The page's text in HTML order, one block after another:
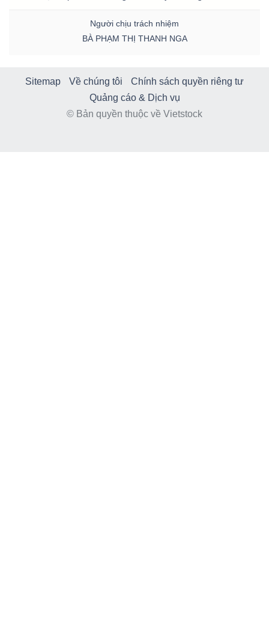
Người chịu trách nhiệm
BÀ PHẠM THỊ THANH NGA
Sitemap Về chúng tôi
Chính sách quyền riêng tư
Quảng cáo & Dịch vụ
© Bản quyền thuộc về Vietstock